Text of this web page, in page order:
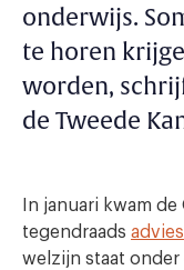
onderwijs.
te horen
worden,
de Tweede
In januari kwam
tegendraads advies
welzijn staat onder